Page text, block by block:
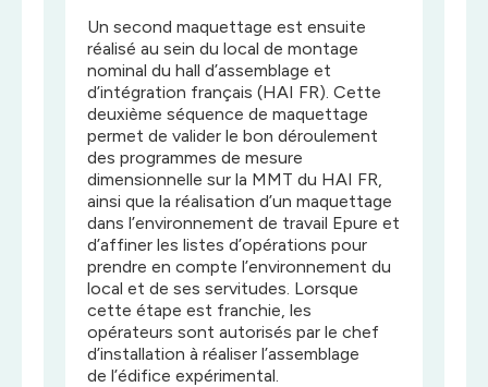
Un second maquettage est ensuite
réalisé au sein du local de montage
nominal du hall d’assemblage et
d’intégration français (HAI FR). Cette
deuxième séquence de maquettage
permet de valider le bon déroulement
des programmes de mesure
dimensionnelle sur la MMT du HAI FR,
ainsi que la réalisation d’un maquettage
dans l’environnement de travail Epure et
d’affiner les listes d’opérations pour
prendre en compte l’environnement du
local et de ses servitudes. Lorsque
cette étape est franchie, les
opérateurs sont autorisés par le chef
d’installation à réaliser l’assemblage
de l’édifice expérimental.